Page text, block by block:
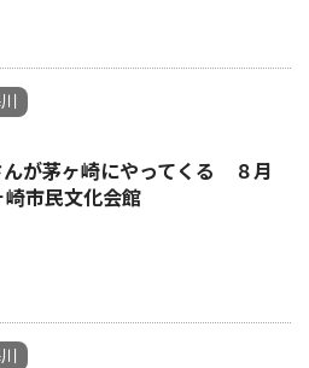
が茅ヶ崎にやってくる ８月
崎市民文化会館